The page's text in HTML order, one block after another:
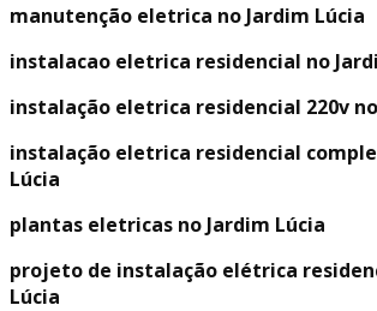
manutenção eletrica no Jardim Lúcia
instalacao eletrica residencial no
instalação eletrica residencial 220v
instalação eletrica residencial
Lúcia
plantas eletricas no Jardim Lúcia
projeto de instalação elétrica
Lúcia